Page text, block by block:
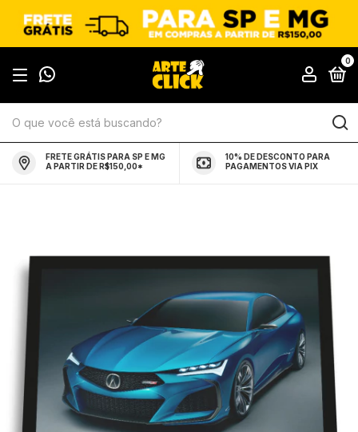
0
FRETE GRÁTIS PARA SP E MG
A PARTIR DE R$150,00*
10% DE DESCONTO PARA
PAGAMENTOS VIA PIX